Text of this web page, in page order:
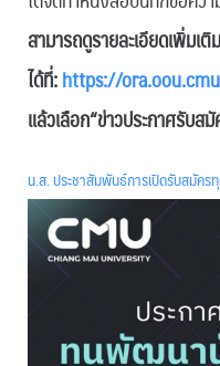
สามารถดูรายละเอียดเพิ่มเติม
ได้ที่:https://
แล้วเลือก“ข่าวประกาศรับส
น.ส. ประชาสัมพันธ์การเปิดรับสมัคร